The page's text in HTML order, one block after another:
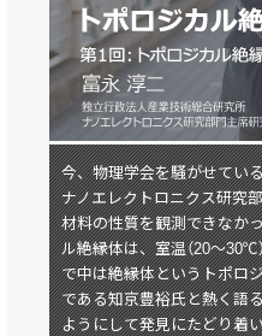
今、物理学会を騒がせてい
ナノエレクトロニクス研究
材料の性質を観測できなか
ル絶縁体は、室温（20〜
で中は絶縁体というトポロ
である知京豊裕氏と熱く語
ようにして発見にたどり着